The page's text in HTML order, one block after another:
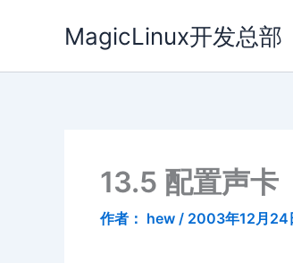
MagicLinux开发总部
13.5 配置声卡
作者： hew / 2003年12月24